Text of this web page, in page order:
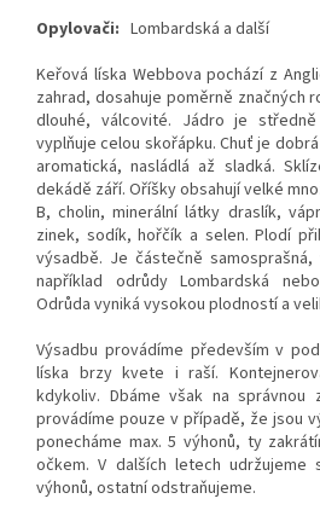
Opylovači: Lombardská a další
Keřová líska Webbova pochází z
zahrad, dosahuje poměrně značných
dlouhé, válcovité. Jádro je
vyplňuje celou skořápku. Chuť je
aromatická, nasládlá až sladká.
dekádě září. Oříšky obsahují velké
B, cholin, minerální látky draslík,
zinek, sodík, hořčík a selen. Plodí
výsadbě. Je částečně
například odrůdy Lombardská
Odrůda vyniká vysokou plodností a
Výsadbu provádíme především v
líska brzy kvete i raší.
kdykoliv. Dbáme však na správnou
provádíme pouze v případě, že jsou
ponecháme max. 5 výhonů, ty
očkem. V dalších letech udržujeme
výhonů, ostatní odstraňujeme.